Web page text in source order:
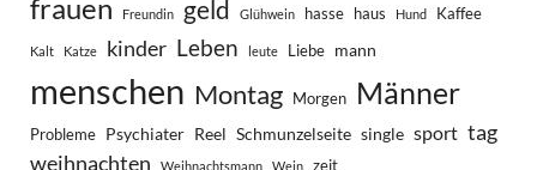
frauen Freundin geld Glühwein hasse haus Hund Kaffee
Kalt Katze kinder Leben leute Liebe mann
menschen Montag Morgen Männer
Probleme Psychiater Reel Schmunzelseite single sport tag
weihnachten
Weihnachtsmann Wein zeit